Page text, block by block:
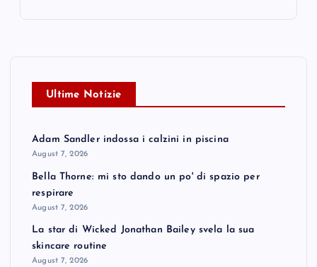
Ultime Notizie
Adam Sandler indossa i calzini in piscina
August 7, 2026
Bella Thorne: mi sto dando un po' di spazio per
respirare
August 7, 2026
La star di Wicked Jonathan Bailey svela la sua
skincare routine
August 7, 2026